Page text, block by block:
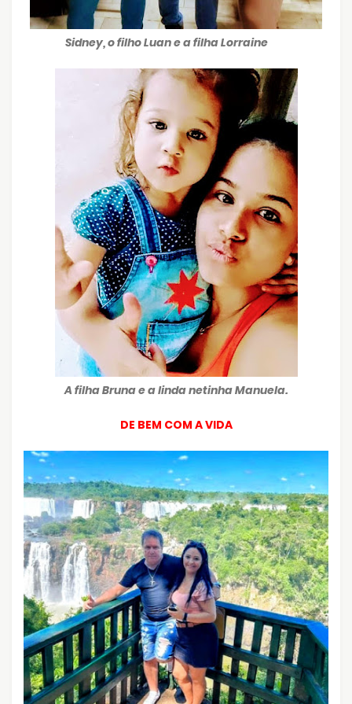
Sidney, o filho Luan e a filha Lorraine
A filha Bruna e a linda netinha Manuela.
DE BEM COM A VIDA